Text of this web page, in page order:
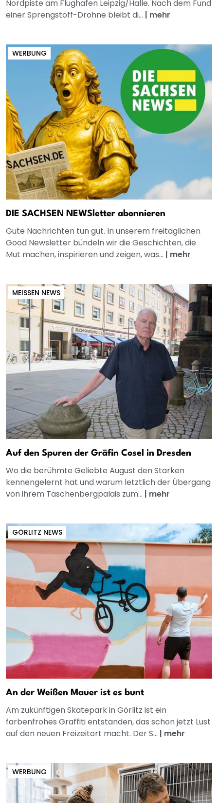
Nordpiste am Flughafen Leipzig/Halle. Nach dem Fund
einer Sprengstoff-Drohne bleibt di... | mehr
WERBUNG
DIE SACHSEN NEWSletter abonnieren
Gute Nachrichten tun gut. In unserem freitäglichen
Good Newsletter bündeln wir die Geschichten, die
Mut machen, inspirieren und zeigen, was... | mehr
MEISSEN NEWS
Auf den Spuren der Gräfin Cosel in Dresden
Wo die berühmte Geliebte August den Starken
kennengelernt hat und warum letztlich der Übergang
von ihrem Taschenbergpalais zum... | mehr
GÖRLITZ NEWS
An der Weißen Mauer ist es bunt
Am zukünftigen Skatepark in Görlitz ist ein
farbenfrohes Graffiti entstanden, das schon jetzt Lust
auf den neuen Freizeitort macht. Der S... | mehr
WERBUNG